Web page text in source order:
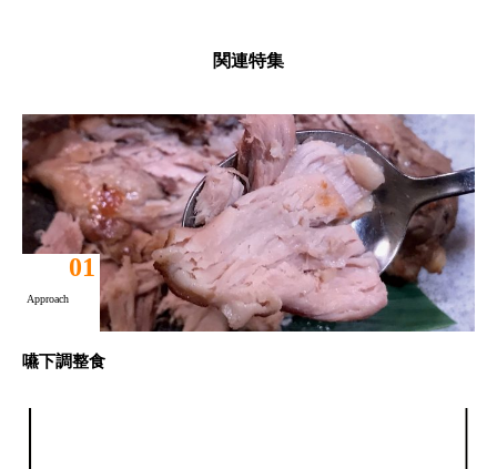
関連特集
Approach
01
嚥下調整食